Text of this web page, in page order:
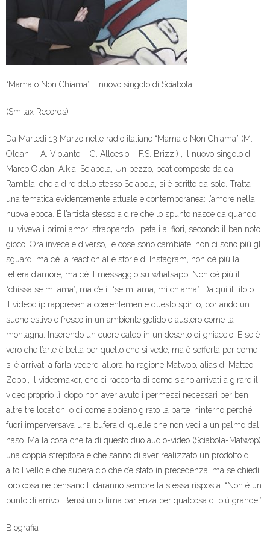
“Mama o Non Chiama” il nuovo singolo di Sciabola
(Smilax Records)
Da Martedi 13 Marzo nelle radio italiane “Mama o Non Chiama” (M.
Oldani – A. Violante – G. Alloesio – F.S. Brizzi) , il nuovo singolo di
Marco Oldani A.k.a. Sciabola, Un pezzo, beat composto da da
Rambla, che a dire dello stesso Sciabola, si è scritto da solo. Tratta
una tematica evidentemente attuale e contemporanea: l’amore nella
nuova epoca. È l’artista stesso a dire che lo spunto nasce da quando
lui viveva i primi amori strappando i petali ai fiori, secondo il ben noto
gioco. Ora invece è diverso, le cose sono cambiate, non ci sono più gli
sguardi ma c’è la reaction alle storie di Instagram, non c’è più la
lettera d’amore, ma c’è il messaggio su whatsapp. Non c’è più il
“chissà se mi ama”, ma c’è il “se mi ama, mi chiama”. Da qui il titolo.
Il videoclip rappresenta coerentemente questo spirito, portando un
suono estivo e fresco in un ambiente gelido e austero come la
montagna. Inserendo un cuore caldo in un deserto di ghiaccio. E se è
vero che l’arte è bella per quello che si vede, ma è sofferta per come
si è arrivati a farla vedere, allora ha ragione Matwop, alias di Matteo
Zoppi, il videomaker, che ci racconta di come siano arrivati a girare il
video proprio lì, dopo non aver avuto i permessi necessari per ben
altre tre location, o di come abbiano girato la parte ininterno perché
fuori imperversava una bufera di quelle che non vedi a un palmo dal
naso. Ma la cosa che fa di questo duo audio-video (Sciabola-Matwop)
una coppia strepitosa è che sanno di aver realizzato un prodotto di
alto livello e che supera ciò che c’è stato in precedenza, ma se chiedi
loro cosa ne pensano ti daranno sempre la stessa risposta: “Non è un
punto di arrivo. Bensì un ottima partenza per qualcosa di più grande.”
Biografia